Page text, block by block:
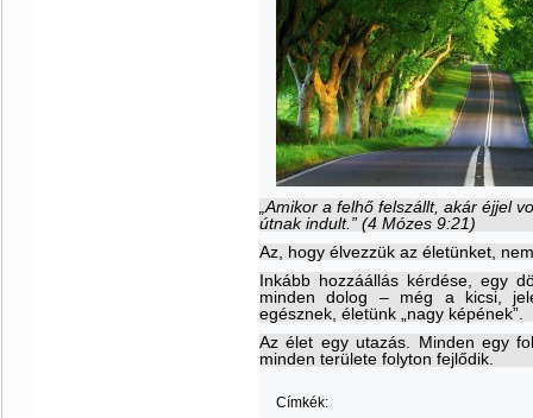
„Amikor a felhő felszállt, akár éjjel
útnak indult.” (4 Mózes 9:21)
Az, hogy élvezzük az életünket,
Inkább hozzáállás kérdése, egy
minden dolog – még a kicsi,
egésznek, életünk „nagy képének”.
Az élet egy utazás. Minden egy
minden területe folyton fejlődik.
Címkék: